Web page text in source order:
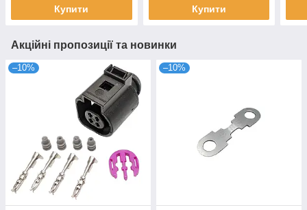
Купити Купити
Акційні пропозиції та новинки
–10% –10%